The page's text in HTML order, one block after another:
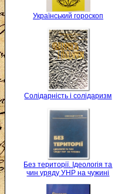
Український гороскоп
Солідарність і солідаризм
Без території. Ідеологія та
чин уряду УНР на чужині